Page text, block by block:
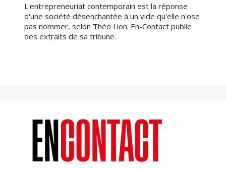
L'entrepreneuriat contemporain est la réponse
d'une société désenchantée à un vide qu'elle n'ose
pas nommer, selon Théo Lion. En-Contact publie
des extraits de sa tribune.